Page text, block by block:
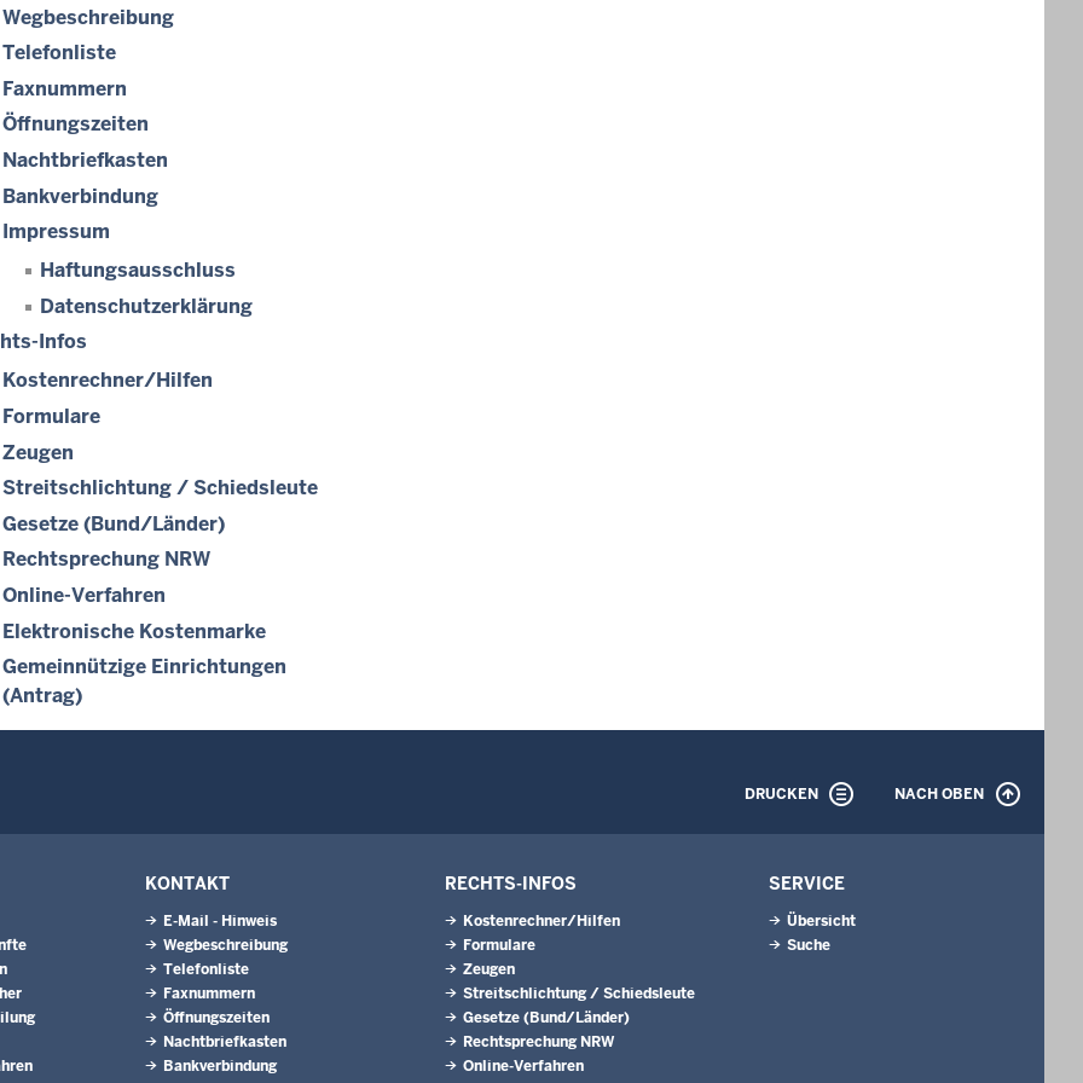
Wegbeschreibung
Telefonliste
Faxnummern
Öffnungszeiten
Nachtbriefkasten
Bankverbindung
Impressum
Haftungsausschluss
Datenschutzerklärung
Infos
Kostenrechner/Hilfen
Formulare
Zeugen
Streitschlichtung / Schiedsleute
Gesetze (Bund/Länder)
Rechtsprechung NRW
Online-Verfahren
Elektronische Kostenmarke
Gemeinnützige Einrichtungen
(Antrag)
DRUCKEN NACH OBEN
KONTAKT
E-Mail - Hinweis
Wegbeschreibung
Telefonliste
Faxnummern
Öffnungszeiten
Nachtbriefkasten
Bankverbindung
RECHTS-INFOS
Kostenrechner/Hilfen
Formulare
Zeugen
Streitschlichtung / Schiedsleute
Gesetze (Bund/Länder)
Rechtsprechung NRW
Online-Verfahren
SERVICE
Übersicht
Suche